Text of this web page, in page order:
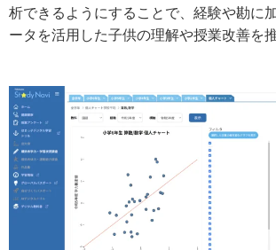
析できるようにすることで、経験や勘に
ータを活用した子供の理解や授業改善を